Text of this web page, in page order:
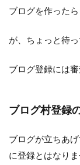
ブログを作った
が、ちょっと待っ
ブログ登録には審
ブログ村登録
ブログが立ちあ
に登録とはなりま